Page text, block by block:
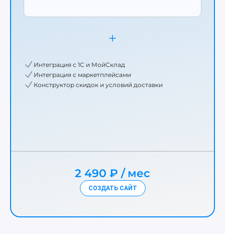
Интеграция с 1С и МойСклад
Интеграция с маркетплейсами
Конструктор скидок и условий доставки
2 490 ₽ мес
СОЗДАТЬ САЙТ